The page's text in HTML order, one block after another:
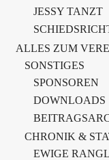
F-Junioren
Bei sommerlichen
Junioren am
Leistungsvergleich
JESSY TANZT
ALLES ZUM
SONSTIGES
SPONSOREN
DOWNLOADS
CHRONIK &
EWIGE